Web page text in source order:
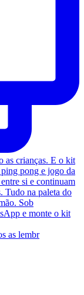
as lembr